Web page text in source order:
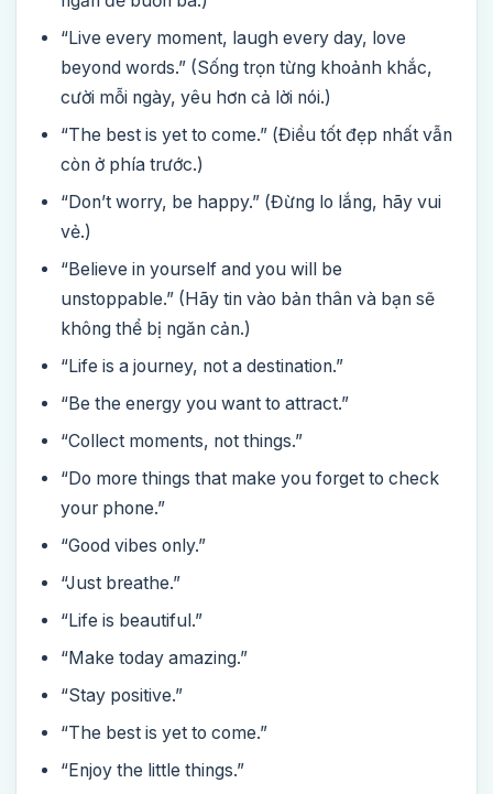
“Live every moment, laugh every day, love
beyond words.” (Sống trọn từng khoảnh khắc,
cười mỗi ngày, yêu hơn cả lời nói.)
“The best is yet to come.” (Điều tốt đẹp nhất vẫn
còn ở phía trước.)
“Don’t worry, be happy.” (Đừng lo lắng, hãy vui
vẻ.)
“Believe in yourself and you will be
unstoppable.” (Hãy tin vào bản thân và bạn sẽ
không thể bị ngăn cản.)
“Life is a journey, not a destination.”
“Be the energy you want to attract.”
“Collect moments, not things.”
“Do more things that make you forget to check
your phone.”
“Good vibes only.”
“Just breathe.”
“Life is beautiful.”
“Make today amazing.”
“Stay positive.”
“The best is yet to come.”
“Enjoy the little things.”